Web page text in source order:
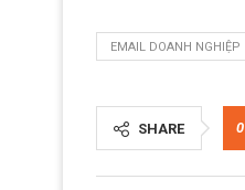
EMAIL DOANH NGHIỆP
SHARE 0